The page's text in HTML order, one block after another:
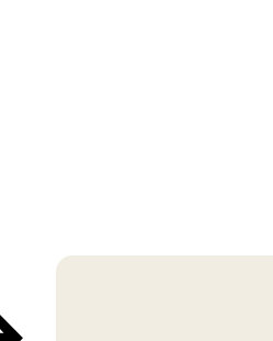
anpassen. Um der
Seminarseiten.